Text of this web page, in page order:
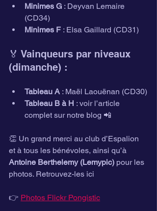
Minimes G : Deyvan Lemaire
(CD34)
Minimes F : Elsa Gaillard (CD31)
🏅 Vainqueurs par niveaux
(dimanche) :
Tableau A : Maël Laouënan (CD30)
Tableau B à H : voir l’article
complet sur notre blog 📲
👏 Un grand merci au club d’Espalion
et à tous les bénévoles, ainsi qu’à
Antoine Berthelemy (Lemypic) pour les
photos. Retrouvez-les ici
👉 Photos Flickr Pongistic